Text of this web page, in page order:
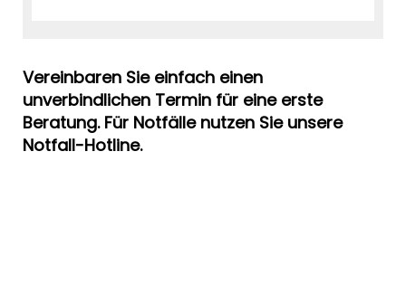
Vereinbaren Sie einfach einen
unverbindlichen Termin für eine erste
Beratung. Für Notfälle nutzen Sie unsere
Notfall-Hotline.